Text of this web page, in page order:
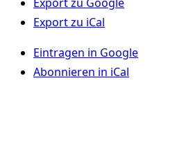
Export zu iCal
Eintragen in Google
Abonnieren in iCal